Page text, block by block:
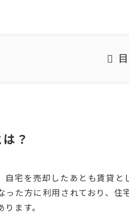
？
自宅を売却したあとも賃貸
った方に利用されており、
ます。